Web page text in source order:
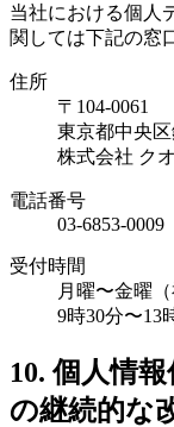
当社における個人
関しては下記の窓
住所
〒104-0061
東京都中央
株式会社 ク
電話番号
03-6853-0009
受付時間
月曜〜金曜
9時30分〜13
10. 個人情
の継続的な